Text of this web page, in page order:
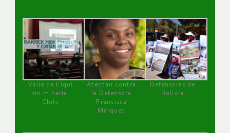
Valle de Elqui
sin minería.
Chile
Atentan contra
la Defensora
Francisca
Márquez
Defensoras de
Bolivia